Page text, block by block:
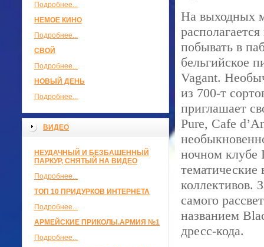
Подробнее...
НЕМОЕ КИНО
Подробнее...
СВОЙ
Подробнее...
НОВЫЙ ДЕНЬ
Подробнее...
ВИДЕО
НЕУДАЧНЫЙ И БЕЗБАШЕННЫЙ
ПАРКУР, СНЯТЫЙ НА ВИДЕО
Подробнее...
ТОП 10 ПРИДУРКОВ ИНТЕРНЕТА
Подробнее...
АРМЕЙСКИЕ ПРИКОЛЫ.АРМИЯ №1
Подробнее...
На выходных
побывать в
бельгийское
Vagant.
из 700-т
приглашает
Pure, Cafe
ночном клубе
коллективов.
самого
названием
дресс-кода.